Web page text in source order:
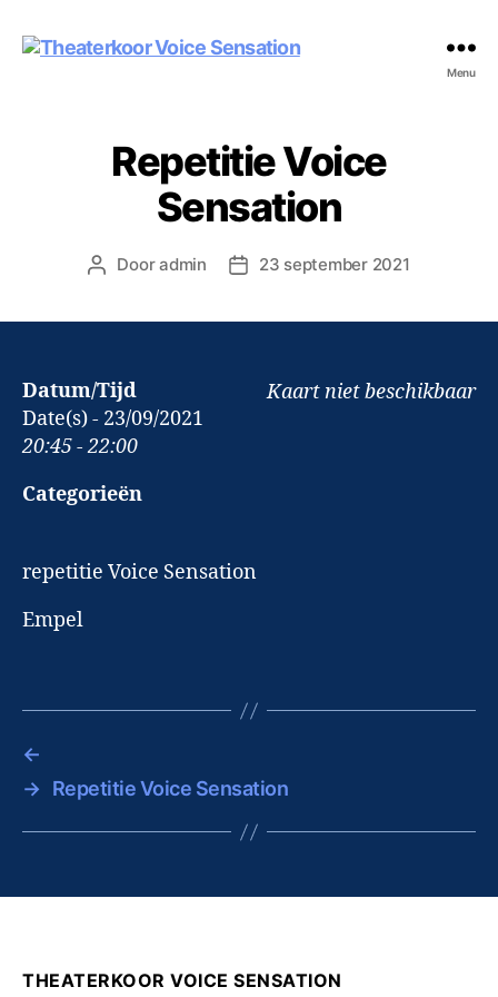
Menu
Repetitie Voice
Sensation
Berichtauteur
Dooradmin Berichtdatum
23 september 2021
Kaart niet beschikbaar
Datum/Tijd
Date(s) - 23/09/2021
20:45 - 22:00
Categorieën
repetitie Voice Sensation
Empel
←
→
Repetitie Voice Sensation
THEATERKOOR VOICE SENSATION